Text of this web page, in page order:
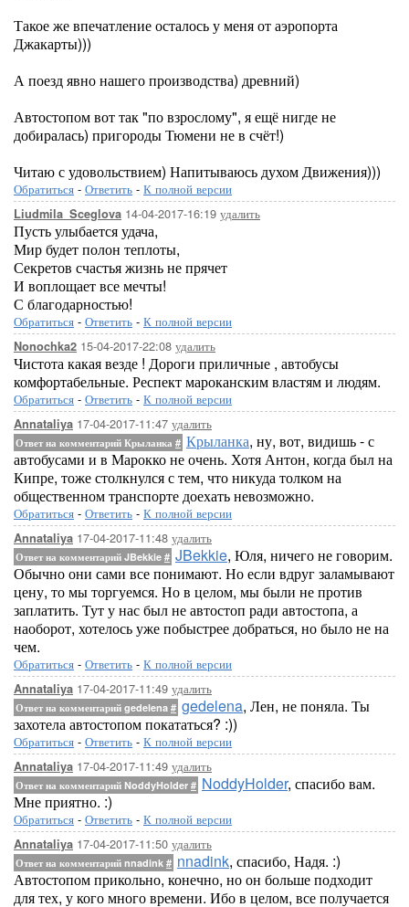
Такое же впечатление осталось у меня от аэропорта
Джакарты)))
А поезд явно нашего производства) древний)
Автостопом вот так "по взрослому", я ещё нигде не
добиралась) пригороды Тюмени не в счёт!)
Читаю с удовольствием) Напитываюсь духом Движения)))
Обратиться - Ответить - К полной версии
Liudmila_Sceglova 14-04-2017-16:19 удалить
Пусть улыбается удача,
Мир будет полон теплоты,
Секретов счастья жизнь не прячет
И воплощает все мечты!
С благодарностью!
Обратиться - Ответить - К полной версии
Nonochka2 15-04-2017-22:08 удалить
Чистота какая везде ! Дороги приличные , автобусы
комфортабельные. Респект мароканским властям и людям.
Обратиться - Ответить - К полной версии
Annataliya 17-04-2017-11:47 удалить
Ответ на комментарий Крыланка # Крыланка, ну, вот, видишь - с
автобусами и в Марокко не очень. Хотя Антон, когда был на
Кипре, тоже столкнулся с тем, что никуда толком на
общественном транспорте доехать невозможно.
Обратиться - Ответить - К полной версии
Annataliya 17-04-2017-11:48 удалить
Ответ на комментарий JBekkie # JBekkie, Юля, ничего не говорим.
Обычно они сами все понимают. Но если вдруг заламывают
цену, то мы торгуемся. Но в целом, мы были не против
заплатить. Тут у нас был не автостоп ради автостопа, а
наоборот, хотелось уже побыстрее добраться, но было не на
чем.
Обратиться - Ответить - К полной версии
Annataliya 17-04-2017-11:49 удалить
Ответ на комментарий gedelena # gedelena, Лен, не поняла. Ты
захотела автостопом покататься? :))
Обратиться - Ответить - К полной версии
Annataliya 17-04-2017-11:49 удалить
Ответ на комментарий NoddyHolder # NoddyHolder, спасибо вам.
Мне приятно. :)
Обратиться - Ответить - К полной версии
Annataliya 17-04-2017-11:50 удалить
Ответ на комментарий nnadink # nnadink, спасибо, Надя. :)
Автостопом прикольно, конечно, но он больше подходит
для тех, у кого много времени. Ибо в целом, все получается